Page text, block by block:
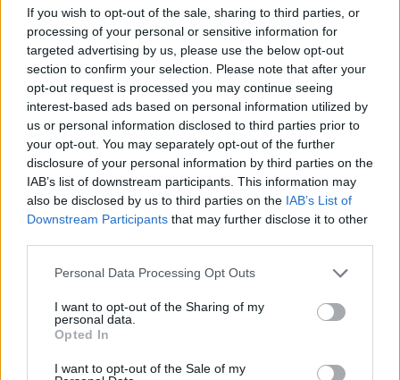
If you wish to opt-out of the sale, sharing to third parties, or
processing of your personal or sensitive information for
targeted advertising by us, please use the below opt-out
section to confirm your selection. Please note that after your
opt-out request is processed you may continue seeing
interest-based ads based on personal information utilized by
us or personal information disclosed to third parties prior to
your opt-out. You may separately opt-out of the further
disclosure of your personal information by third parties on the
IAB’s list of downstream participants. This information may
also be disclosed by us to third parties on the IAB’s List of
Downstream Participants that may further disclose it to other
Personal Data Processing Opt Outs
I want to opt-out of the Sharing of my
personal data.
Opted In
I want to opt-out of the Sale of my
HELLENiQ ENERGY: Κέρδη 393
εκατ. ευρώ στο α' εξάμηνο –
Στα 734 εκατ. ευρώ τα EBITDA
ΣΤΑΣΥ: 29,4 χλμ. νέων
σιδηροτροχιών στο Μετρό της
Αθήνας - Στο τελικό στάδιο το
μεγαλύτερο έργο αναβάθμισης
Η Chery επενδύει 75 εκατ. δολάρια στην KG Mobility
Το FIAT 500 Hybrid τώρα από
18.990 ευρώ
Ατρόμητος και Novibet
συνεχίζουν μαζί: Ανανέωση της
συνεργασίας τους μέχρι το
2028
18η συνεχόμενη χρονιά για τον ΟΤΕ στη διεθνή σειρά δεικτών